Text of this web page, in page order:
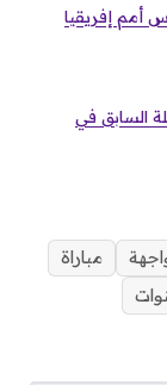
أمم إفريقيا
السابق في
مباراة